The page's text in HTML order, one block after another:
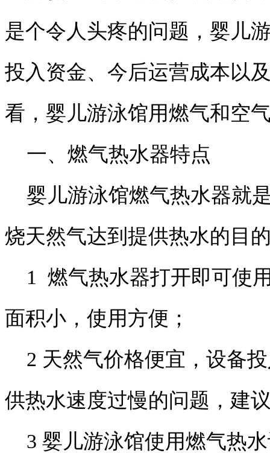
是个令人头疼的问题，婴儿
投入资金、今后运营成本以
看，婴儿游泳馆用燃气和空
一、燃气热水器特点
婴儿游泳馆燃气热水器就
烧天然气达到提供热水的目
1 燃气热水器打开即可使
面积小，使用方便；
2 天然气价格便宜，设备
供热水速度过慢的问题，建
3 婴儿游泳馆使用燃气热